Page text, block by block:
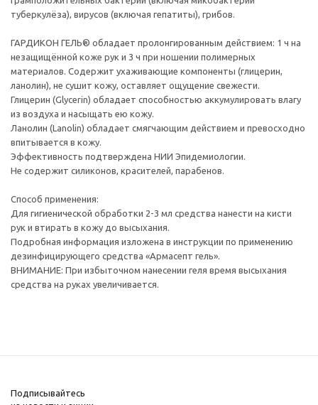
туберкулёза), вирусов (включая гепатиты), грибов.
ГАРДИКОН ГЕЛЬ® обладает пролонгированным действием: 1 ч на
незащищённой коже рук и 3 ч при ношении полимерных
материалов. Содержит ухаживающие компоненты (глицерин,
ланолин), не сушит кожу, оставляет ощущение свежести.
Глицерин (Glycerin) обладает способностью аккумулировать влагу
из воздуха и насыщать ею кожу.
Ланолин (Lanolin) обладает смягчающим действием и превосходно
впитывается в кожу.
Эффективность подтверждена НИИ Эпидемиологии.
Не содержит силиконов, красителей, парабенов.
Способ применения:
Для гигиенической обработки 2-3 мл средства нанести на кисти
рук и втирать в кожу до высыхания.
Подробная информация изложена в инструкции по применению
дезинфицирующего средства «Армасепт гель».
ВНИМАНИЕ: При избыточном нанесении геля время высыхания
средства на руках увеличивается.
Подписывайтесь